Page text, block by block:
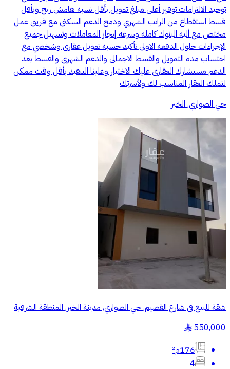
توحيد الالتزامات توفير أعلى مبلغ تمويل بأقل نسبه هامش ربح وبأقل
قسط استقطاع من الراتب الشهري ودمج الدعم السكنى مع فريق عمل
مختص مع أليه البنوك كامله وسرعه إنجاز المعاملات وتسهيل جميع
الإجراءات حلول الدفعه الاولى تأكيد حسبه تمويل عقارى وشخصي مع
احتساب مده التمويل والقسط الاجمالى والدعم الشهرى والقسط بعد
الدعم مستشارك العقارى عليك الاختيار وعلينا التنفيذ بأقل وقت ممكن
لتملك العقار المناسب لك ولأسرتك
حي الصواري, الخبر
شقة للبيع في شارع القصيم, حي الصواري, مدينة الخبر, المنطقة الشرقية
550,000
§
176م²
4